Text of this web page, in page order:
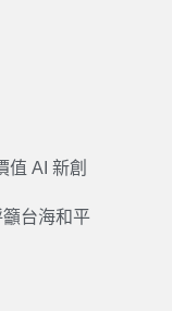
值 AI 新創
台海和平